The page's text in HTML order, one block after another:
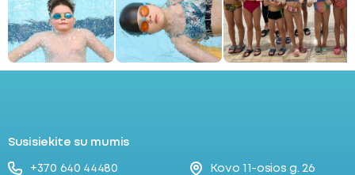
Susisiekite su mumis
+370 640 44480 Kovo 11-osios g. 26